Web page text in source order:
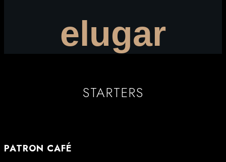
elugar
STARTERS
PATRON CAFÉ